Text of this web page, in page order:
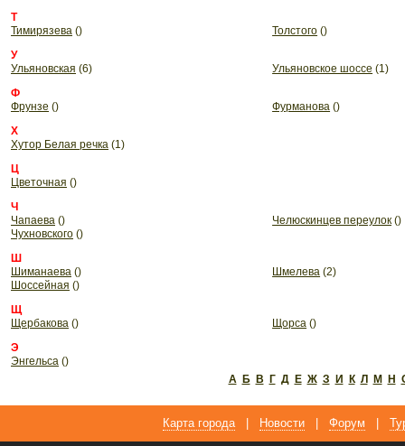
Т
Тимирязева () Толстого ()
У
Ульяновская (6) Ульяновское шоссе (1)
Ф
Фрунзе () Фурманова ()
Х
Хутор Белая речка (1)
Ц
Цветочная ()
Ч
Чапаева () Челюскинцев переулок ()
Чухновского ()
Ш
Шиманаева () Шмелева (2)
Шоссейная ()
Щ
Щербакова () Щорса ()
Э
Энгельса ()
А
Б В Г Д Е Ж З И К Л М Н
Карта города Новости Форум